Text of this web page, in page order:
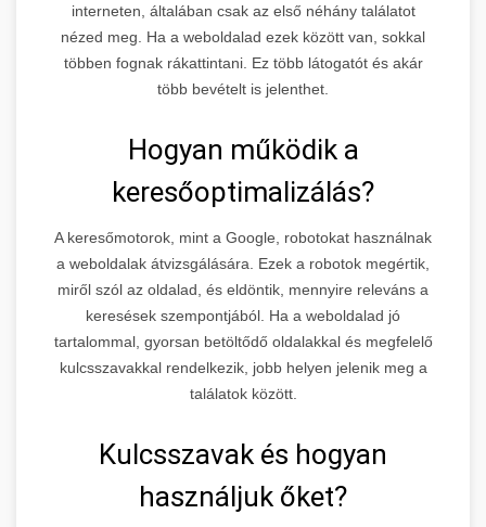
interneten, általában csak az első néhány találatot
nézed meg. Ha a weboldalad ezek között van, sokkal
többen fognak rákattintani. Ez több látogatót és akár
több bevételt is jelenthet.
Hogyan működik a
keresőoptimalizálás?
A keresőmotorok, mint a Google, robotokat használnak
a weboldalak átvizsgálására. Ezek a robotok megértik,
miről szól az oldalad, és eldöntik, mennyire releváns a
keresések szempontjából. Ha a weboldalad jó
tartalommal, gyorsan betöltődő oldalakkal és megfelelő
kulcsszavakkal rendelkezik, jobb helyen jelenik meg a
találatok között.
Kulcsszavak és hogyan
használjuk őket?